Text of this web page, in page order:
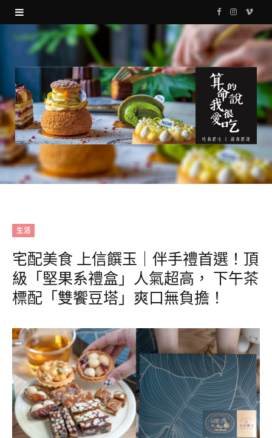
F
a
c
e
b
o
k
I
s
g
r
a
V
i
生活
宅配美食 上信饌玉｜伴手禮首選！頂
級「堅果系禮盒」人氣超高， 下午茶
標配「雙饗豆塔」爽口無負擔！